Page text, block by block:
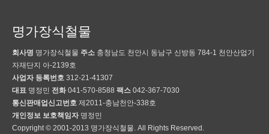
명가장식철물
회사명 명가장식철물 주소 충청남도 천안시 동남구 신방동 784-1 천안산업기
자재단지 아-2139호
사업자 등록번호 312-21-41307
대표 명정민 전화 041-570-8588 팩스 042-367-7030
통신판매업신고번호 제2011-충남천안-338호
개인정보 보호책임자 명정민
Copyright © 2001-2013 명가장식철물. All Rights Reserved.